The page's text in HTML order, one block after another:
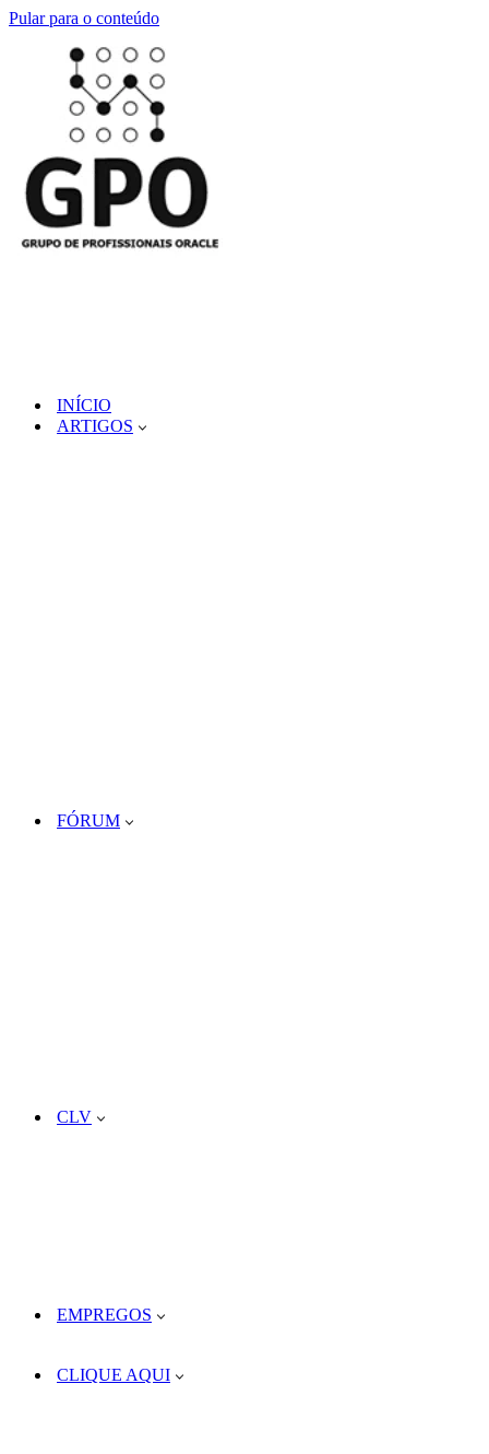
Pular para o conteúdo
INÍCIO
ARTIGOS
FÓRUM
CLV
EMPREGOS
CLIQUE AQUI